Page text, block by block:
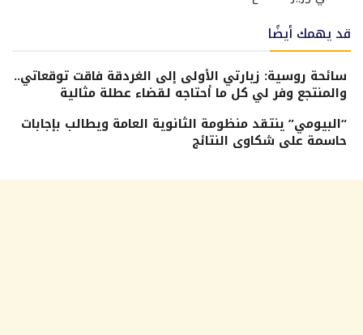
قد يهمك أيضًا
سائحة روسية: زيارتي الأولى إلى الغردقة فاقت توقعاتي..
والمنتجع وفر لي كل ما أحتاجه لقضاء عطلة مثالية
“البيومي” ينتقد منظومة الثانوية العامة ويطالب بإجابات
حاسمة على شكاوى النتائج